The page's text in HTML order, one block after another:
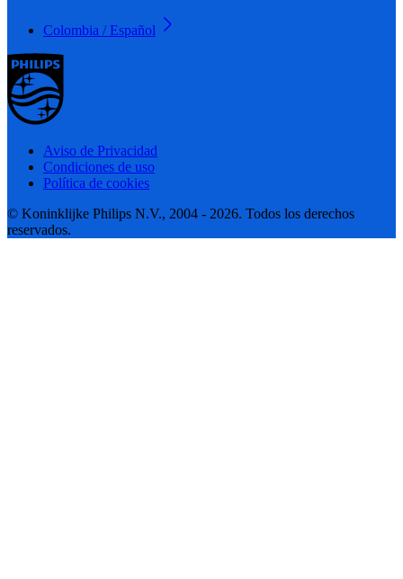
Colombia / Español
Aviso de Privacidad
Condiciones de uso
Política de cookies
© Koninklijke Philips N.V., 2004 - 2026. Todos los derechos
reservados.